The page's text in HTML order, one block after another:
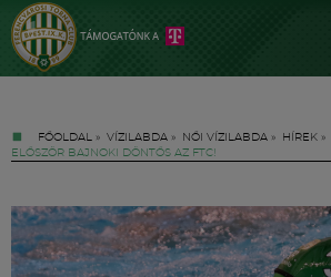
FŐOLDAL » VÍZILABDA » NŐI VÍZILABDA » HÍREK »
ELŐSZÖR BAJNOKI DÖNTŐS AZ FTC!